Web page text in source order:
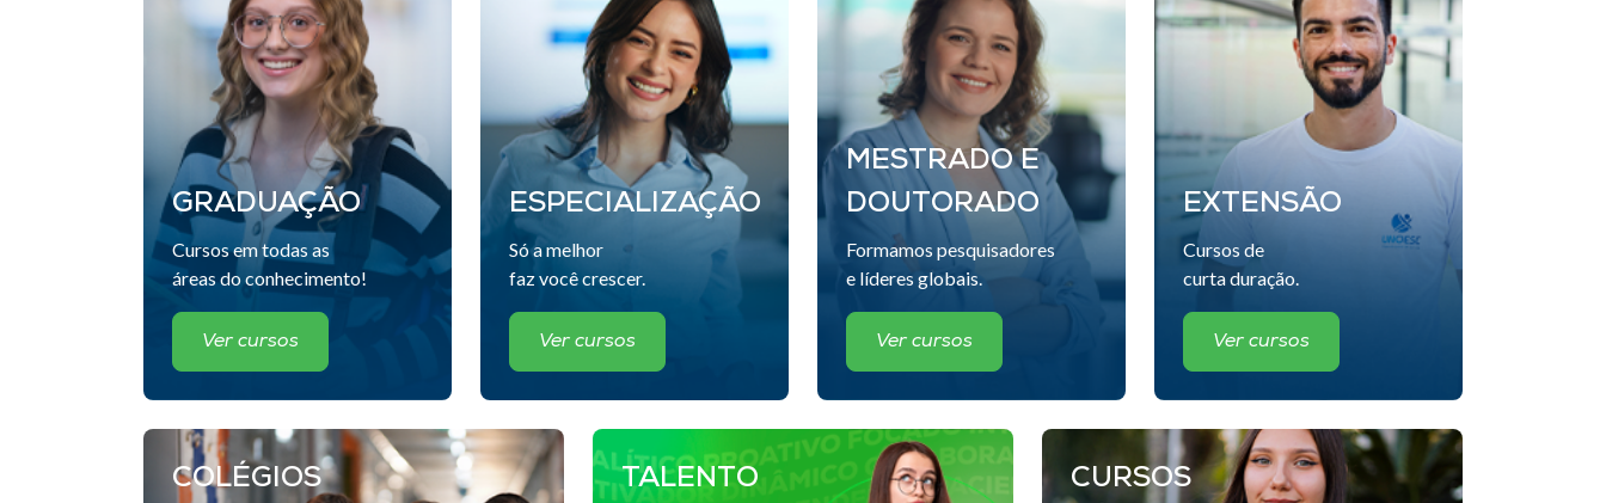
GRADUAÇÃO
Cursos em todas as
áreas do conhecimento!
Ver cursos
ESPECIALIZAÇÃO
Só a melhor
faz você crescer.
Ver cursos
MESTRADO E
DOUTORADO
Formamos pesquisadores
e líderes globais.
Ver cursos
EXTENSÃO
Cursos de
curta duração.
Ver cursos
COLÉGIOS
TALENTO
CURSOS